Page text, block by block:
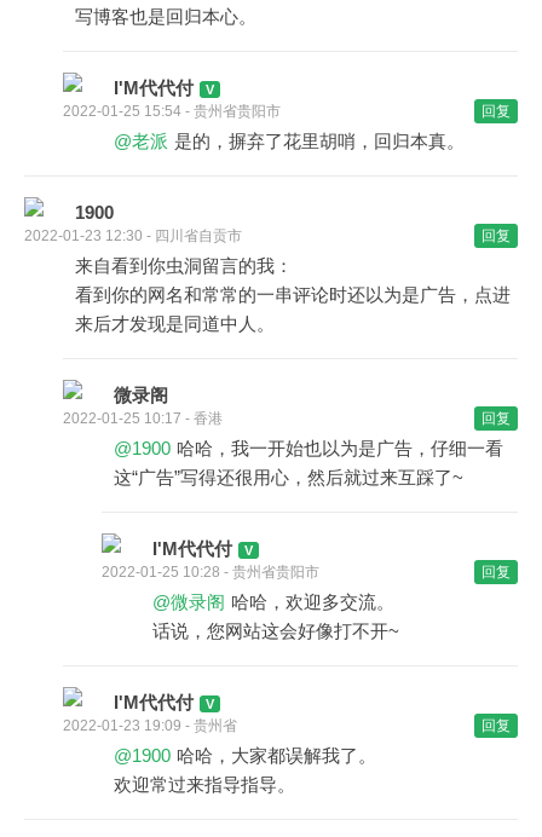
写博客也是回归本心。
I'M代代付
2022-01-25 15:54 - 贵州省贵阳市 回复
@老派 是的，摒弃了花里胡哨，回归本真。
1900
2022-01-23 12:30 - 四川省自贡市 回复
来自看到你虫洞留言的我：
看到你的网名和常常的一串评论时还以为是广告，点进
来后才发现是同道中人。
微录阁
2022-01-25 10:17 - 香港 回复
@1900 哈哈，我一开始也以为是广告，仔细一看
这“广告”写得还很用心，然后就过来互踩了~
I'M代代付
2022-01-25 10:28 - 贵州省贵阳市 回复
@微录阁 哈哈，欢迎多交流。
话说，您网站这会好像打不开~
I'M代代付
2022-01-23 19:09 - 贵州省 回复
@1900 哈哈，大家都误解我了。
欢迎常过来指导指导。